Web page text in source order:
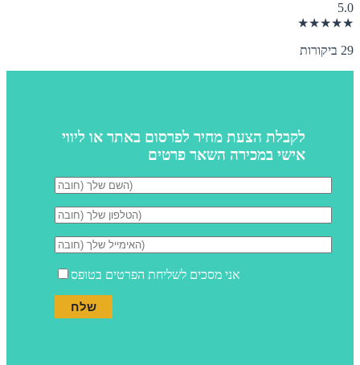
5.0
★★★★★
29 ביקורות
לקבלת הצעת מחיר לפרסום באתר או ליווי
אישי במכירה השאר פרטים
אני מסכים לשליחת הפרטים בטופס